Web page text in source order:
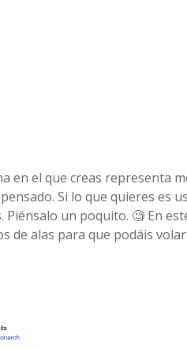
en el que creas representa
Si lo que quieres es
un poquito. 🧐 En
de alas para que podáis